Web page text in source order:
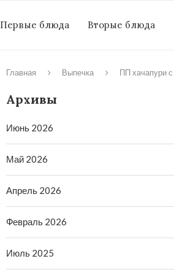
Первые блюда Вторые блюда
Главная Выпечка ПП хачапури с
Архивы
Июнь 2026
Май 2026
Апрель 2026
Февраль 2026
Июль 2025